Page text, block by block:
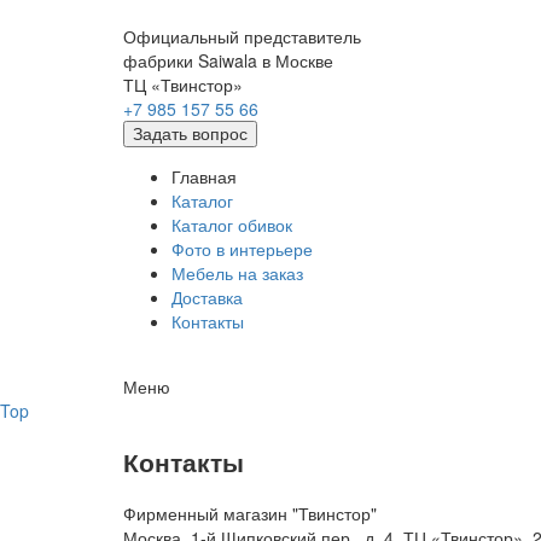
Официальный представитель
фабрики Saiwala в Москве
ТЦ «Твинстор»
+7 985 157 55 66
Задать вопрос
Главная
Каталог
Каталог обивок
Фото в интерьере
Мебель на заказ
Доставка
Контакты
Меню
Top
Контакты
Фирменный магазин "Твинстор"